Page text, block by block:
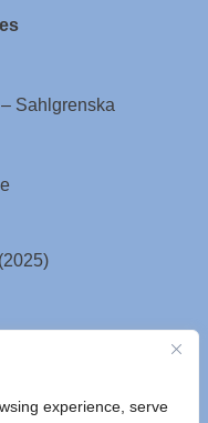
experience, serve
Sahlgrenska
material